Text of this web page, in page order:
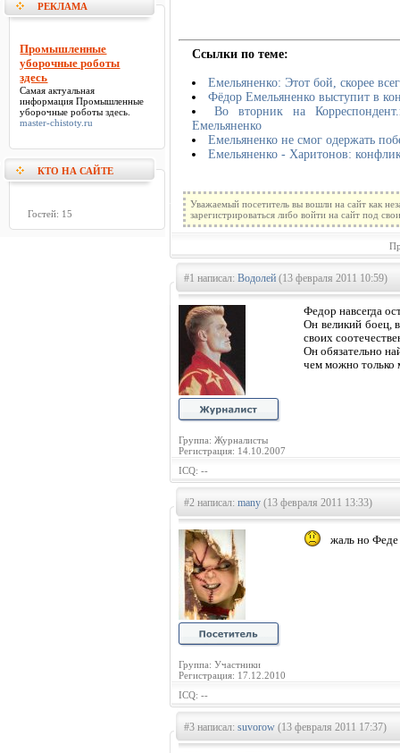
РЕКЛАМА
Промышленные
уборочные роботы
здесь
Самая актуальная
информацияПромышленные
уборочные роботы здесь
master-chistoty.ru
КТО НА САЙТЕ
Гостей: 15
Ссылки по теме:
Емельяненко: Этот бой, скорее
Фёдор Емельяненко выступит в
Во вторник на
Емельяненко
Емельяненко не смог одержать
Емельяненко - Харитонов:
Уважаемый посетитель вы вошли на сайт как
зарегистрироваться либо войти на сайт под
#1 написал: Водолей (13 февраля 2011 10:59)
Группа: Журналисты
Регистрация: 14.10.2007
Федор навсегда
Он великий боец,
своих
Он обязательно
чем можно только
ICQ: --
#2 написал: many (13 февраля 2011 13:33)
Группа: Участники
Регистрация: 17.12.2010
жаль но
ICQ: --
#3 написал: suvorow (13 февраля 2011 17:37)